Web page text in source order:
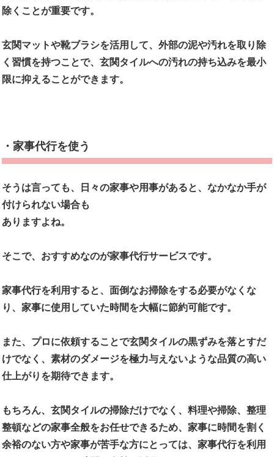
除くことが重要です。
玄関マットや靴ブラシを活用して、外部の泥や汚れを取り除
く習慣を持つことで、玄関タイルへの汚れの持ち込みを最小
限に抑えることができます。
・家事代行を使う
そうは言っても、日々の家事や用事があると、なかなか手が
付けられない場合も
ありますよね。
そこで、おすすめなのが家事代行サービスです。
家事代行を利用すると、面倒なお掃除をする必要がなくな
り、家事に使用していた時間を大幅に節約可能です。
また、プロに依頼することで玄関タイルの黒ずみを落とすだ
けでなく、素材のダメージを極力与えないような品質の高い
仕上がりを期待できます。
もちろん、玄関タイルの掃除だけでなく、料理や掃除、整理
整頓などの家事全般をお任せできるため、家事に時間を割く
余裕のない方や家事が苦手な方にとっては、家事代行を利用